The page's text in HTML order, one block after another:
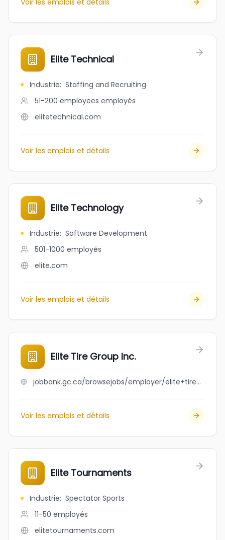
Voir les emplois et détails
Elite Technical
Industrie: Staffing and Recruiting
51-200 employees employés
elitetechnical.com
Voir les emplois et détails
Elite Technology
Industrie: Software Development
501-1000 employés
elite.com
Voir les emplois et détails
Elite Tire Group Inc.
jobbank.gc.ca/browsejobs/employer/elite+tire+group+inc./ca
Voir les emplois et détails
Elite Tournaments
Industrie: Spectator Sports
11-50 employés
elitetournaments.com